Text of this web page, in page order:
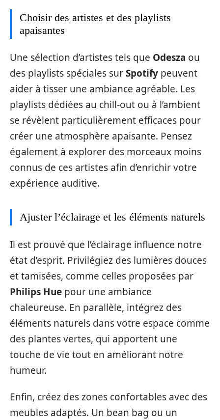
Choisir des artistes et des playlists
apaisantes
Une sélection d’artistes tels que Odesza ou
des playlists spéciales surSpotify peuvent
aider à tisser une ambiance agréable. Les
playlists dédiées au chill-out ou à l’ambient
se révèlent particulièrement efficaces pour
créer une atmosphère apaisante. Pensez
également à explorer des morceaux moins
connus de ces artistes afin d’enrichir votre
expérience auditive.
Ajuster l’éclairage et les éléments naturels
Il est prouvé que l’éclairage influence notre
état d’esprit. Privilégiez des lumières douces
et tamisées, comme celles proposées par
Philips Hue pour une ambiance
chaleureuse. En parallèle, intégrez des
éléments naturels dans votre espace comme
des plantes vertes, qui apportent une
touche de vie tout en améliorant notre
humeur.
Enfin, créez des zones confortables avec des
meubles adaptés. Un bean bag ou un